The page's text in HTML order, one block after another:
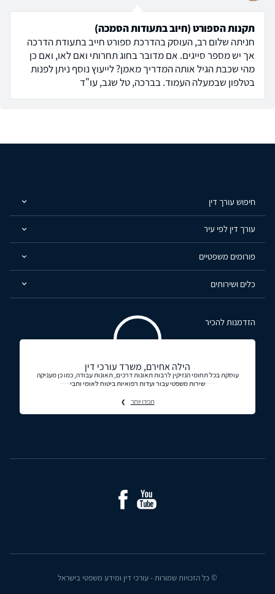
תקנות הספורט (חיוב בתעודות הסמכה)
חניתה שלום רב, העוסק בהדרכת ספורט חייב בתעודת הדרכה
אך יש מספר סייגים. אם מדובר בחוג תחרותי ואם לאו, ואם כן
מהי שכבת הגיל אותה המדריך מאמן? לייעוץ נוסף ניתן לפנות
בטלפון שבמעלה העמוד. בברכה, טל שגב, עו"ד
חיפוש עורך דין
עורך דין לפי עיר
פורומים משפטיים
כלים ושירותים
הזדמנות להכיר
הילה אחירם, משרד עורכי דין
עוסקת בכל תחומי הנזיקין לרבות תאונות דרכים, תאונות עבודה, כמו כן מעניקה
שירות משפטי עבור ועדות רפואיות ביטוח לאומי ותבי
תכירו יותר
© כל הזכויות שמורות - עורכי דין ומידע משפטי בישראל